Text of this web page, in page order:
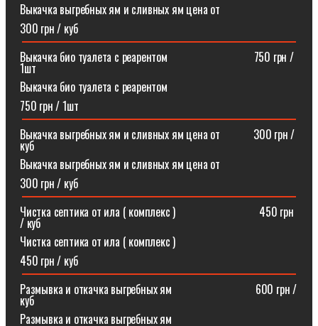
Выкачка выгребных ям и сливных ям цена от
300 грн / куб
Выкачка био туалета с реарентом ⠀⠀⠀⠀⠀⠀⠀⠀⠀⠀750 грн /
1шт
Выкачка био туалета с реарентом
750 грн / 1шт
Выкачка выгребных ям и сливных ям цена от⠀⠀⠀⠀300 грн /
куб
Выкачка выгребных ям и сливных ям цена от
300 грн / куб
Чистка септика от ила ( комплекс )⠀⠀⠀⠀⠀⠀⠀⠀⠀⠀450 грн
/ куб
Чистка септика от ила ( комплекс )
450 грн / куб
Размывка и откачка выгребных ям⠀⠀⠀⠀⠀⠀⠀⠀⠀⠀600 грн /
куб
Размывка и откачка выгребных ям